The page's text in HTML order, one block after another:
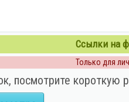
Ссылки на
Только для
посмотрите короткую